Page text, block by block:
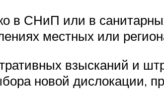
в СНиП или в
местных или
взысканий и
новой дислокации,